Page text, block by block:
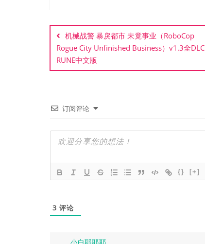
章
导
航
机械战警 暴戾都市 未竟事业（RoboCop
Rogue City Unfinished Business）v1.3全DLC
RUNE中文版
订阅评论
{} [+]
3 评论
小白耶耶耶